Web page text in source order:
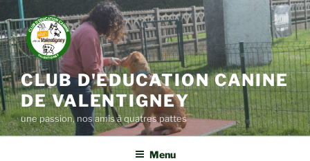
Aller
au
contenu
principal
CLUB D'EDUCATION CANINE
DE VALENTIGNEY
une passion, nos amis à quatres pattes
Menu